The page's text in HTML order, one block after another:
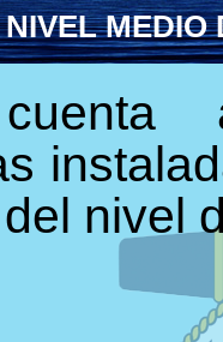
NIVEL MEDIO
nivel